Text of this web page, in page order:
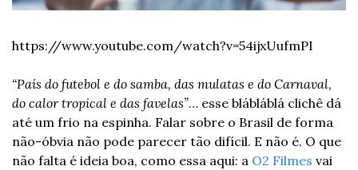
https://www.youtube.com/watch?v=54ijxUufmPI
“País do futebol e do samba, das mulatas e do Carnaval,
do calor tropical e das favelas”… esse blábláblá clichê dá
até um frio na espinha. Falar sobre o Brasil de forma
não-óbvia não pode parecer tão difícil. E não é. O que
não falta é ideia boa, como essa aqui: a O2 Filmes vai